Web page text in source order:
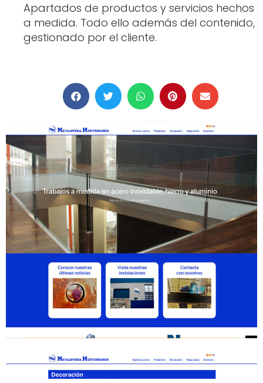
Apartados de productos y servicios hechos
a medida. Todo ello además del contenido,
gestionado por el cliente.